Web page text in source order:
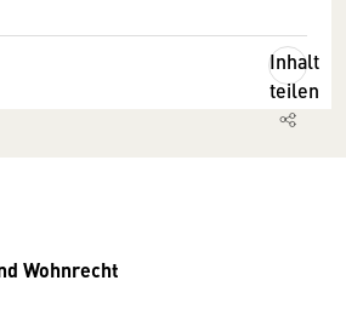
Inhalt
teilen
Wohnrecht